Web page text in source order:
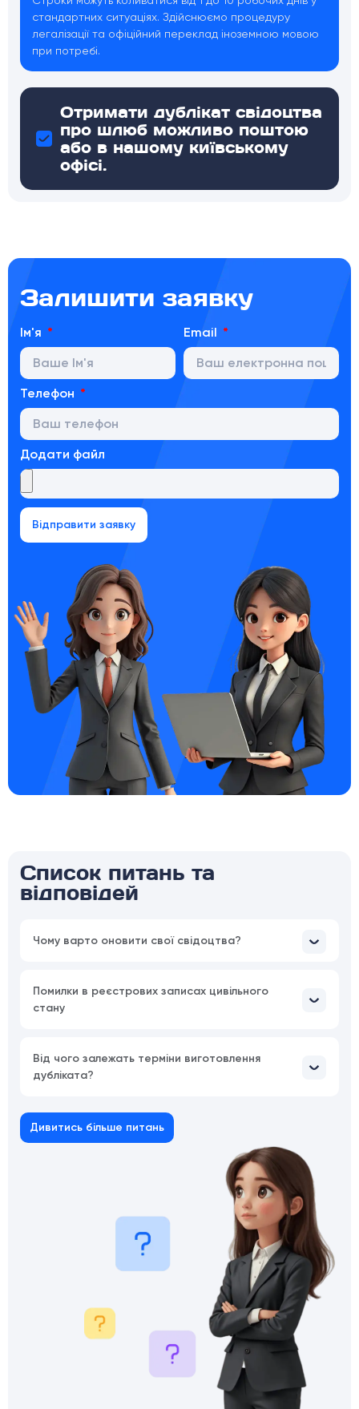
стандартних ситуаціях. Здійснюємо процедуру
легалізації та офіційний переклад іноземною мовою
при потребі.
Отримати дублікат свідоцтва
про шлюб можливо поштою
або в нашому київському
офісі.
Залишити заявку
Ім'я Email
Телефон
Додати файл
Відправити заявку
Список питань та
відповідей
Чому варто оновити свої свідоцтва?
Помилки в реєстрових записах цивільного
стану
Від чого залежать терміни виготовлення
дубліката?
Дивитись більше питань